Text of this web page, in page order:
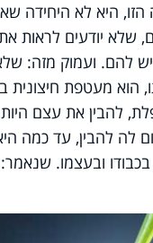
היא לא היחידה
שלא יודעים לראות
להם. ועמוק מזה:
הוא מעטפת
להבין את עצם
לה להבין, עד כמה
בכבודו ובעצמו.